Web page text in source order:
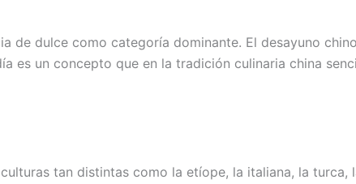
de dulce como categoría dominante. El desayuno
es un concepto que en la tradición culinaria china
tan distintas como la etíope, la italiana, la turca,